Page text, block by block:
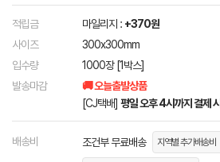
적립금 마일리지 : +370원
사이즈
300x300mm
입수량
1000장 [1박스]
발송마감
🚚 오늘출발상품
[CJ택배] 평일 오후 4시까지 결제 시
배송비 조건부 무료배송 지역별 추가배송비